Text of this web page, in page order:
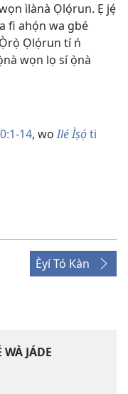
ìlànà Ọlọ́run. Ẹ jẹ́
fi ahọ́n wa gbé
Ọlọ́run tí ń
wọn lọ sí ọ̀nà
14, woIlé Ìṣọ́ti
Èyí Tó Kàn
JÁDE